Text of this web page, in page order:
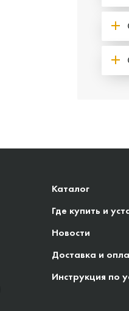
Каталог
Где купить и
Новости
Доставка и
Инструкция по